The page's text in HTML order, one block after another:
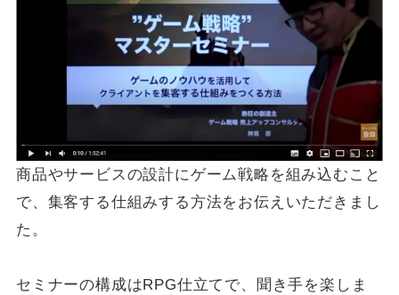
商品やサービスの設計にゲーム戦略を組み込むこと
で、集客する仕組みする方法をお伝えいただきまし
た。
セミナーの構成はRPG仕立てで、聞き手を楽しま